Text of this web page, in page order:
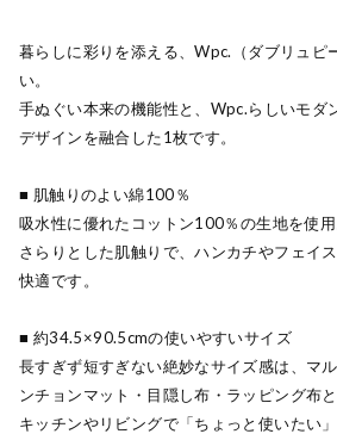
暮らしに彩りを添える、Wpc.（ダブリュピ
い。
手ぬぐい本来の機能性と、Wpc.らしいモダ
デザインを融合した1枚です。
■ 肌触りのよい綿100％
吸水性に優れたコットン100％の生地を使用
さらりとした肌触りで、ハンカチやフェイ
快適です。
■ 約34.5×90.5cmの使いやすいサイズ
長すぎず短すぎない絶妙なサイズ感は、マ
ンチョンマット・目隠し布・ラッピング布
キッチンやリビングで「ちょっと使いたい